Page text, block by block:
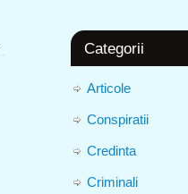
Categorii
Articole
Conspiratii
Credinta
Criminali